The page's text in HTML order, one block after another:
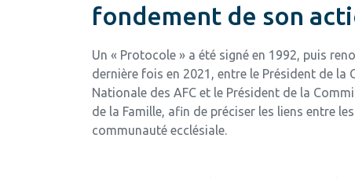
fondement de son
Un « Protocole » a été signé en 1992, puis
dernière fois en 2021, entre le Président de la
Nationale des AFC et le Président de la
de la Famille, afin de préciser les liens entre
communauté ecclésiale.